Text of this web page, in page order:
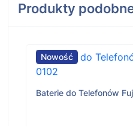
Produkty
Nowość
Baterie do Telefonów